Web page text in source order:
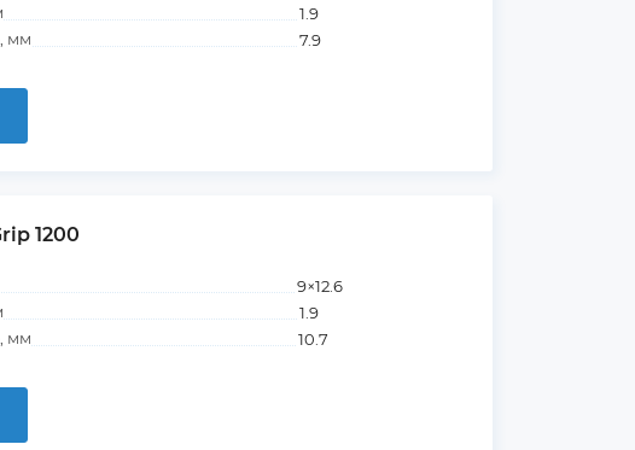
1.9
мм
7.9
1200
9×12.6
1.9
мм
10.7